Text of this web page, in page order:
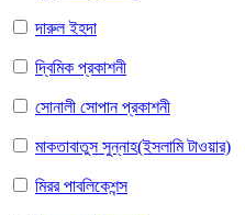
দারুল ইহদা
দ্বিমিক প্রকাশনী
সোনালী সোপান প্রকাশনী
মাকতাবাতুস সুন্নাহ(ইসলামি টাওয়ার)
মিরর পাবলিকেশন্স